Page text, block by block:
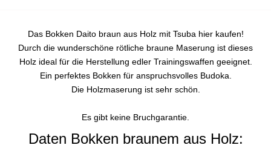
Das Bokken Daito braun aus Holz mit Tsuba hier kaufen!
Durch die wunderschöne rötliche braune Maserung ist dieses
Holz ideal für die Herstellung edler Trainingswaffen geeignet.
Ein perfektes Bokken für anspruchsvolles Budoka.
Die Holzmaserung ist sehr schön.
Es gibt keine Bruchgarantie.
Daten Bokken braunem aus Holz: